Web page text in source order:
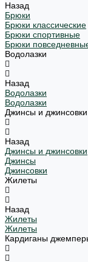
Назад
Брюки
Брюки классические
Брюки спортивные
Брюки
Водолазки
Назад
Водолазки
Водолазки
Джинсы и джинсовки
Назад
Джинсы и джинсовки
Джинсы
Джинсовки
Жилеты
Назад
Жилеты
Жилеты
Кардиганы